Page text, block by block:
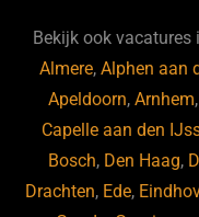
b
o
o
k
ky dI
n
Bekijk ook
Almere,Alphen aan
Apeldoorn,Arnhem
Capelle aan den
Bosch, Den Haag,
Drachten, Ede,